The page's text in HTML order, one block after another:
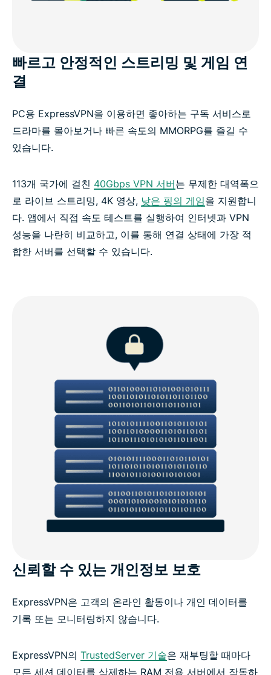
빠르고 안정적인 스트리밍 및 게임 연
결
PC용 ExpressVPN을 이용하면 좋아하는 구독 서비스로
드라마를 몰아보거나 빠른 속도의 MMORPG를 즐길 수
있습니다.
113개 국가에 걸친 40Gbps VPN 서버는 무제한 대역폭으
로 라이브 스트리밍, 4K 영상, 낮은 핑의 게임을 지원합니
다. 앱에서 직접 속도 테스트를 실행하여 인터넷과 VPN
성능을 나란히 비교하고, 이를 통해 연결 상태에 가장 적
합한 서버를 선택할 수 있습니다.
신뢰할 수 있는 개인정보 보호
ExpressVPN은 고객의 온라인 활동이나 개인 데이터를
기록 또는 모니터링하지 않습니다.
ExpressVPN의 TrustedServer 기술은 재부팅할 때마다
모든 세션 데이터를 삭제하는 RAM 전용 서버에서 작동하